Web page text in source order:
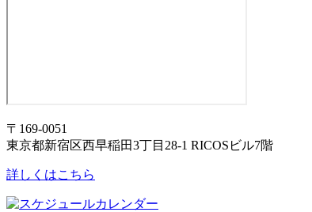
〒169-0051
東京都新宿区西早稲田3丁目28-1 RICOSビル7階
詳しくはこちら